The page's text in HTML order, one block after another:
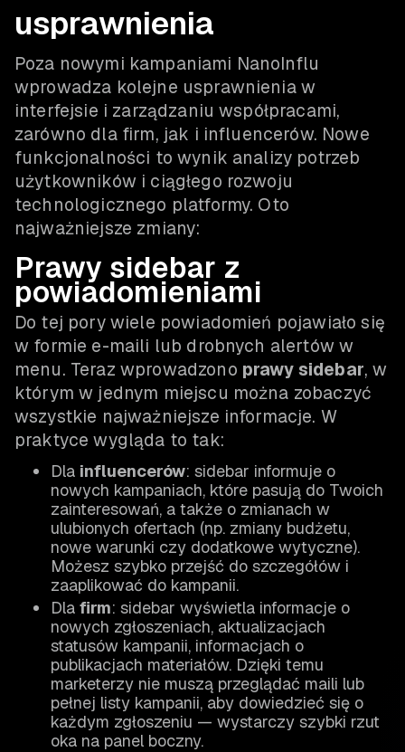
usprawnienia
Poza nowymi kampaniami NanoInflu
wprowadza kolejne usprawnienia w
interfejsie i zarządzaniu współpracami,
zarówno dla firm, jak i influencerów. Nowe
funkcjonalności to wynik analizy potrzeb
użytkowników i ciągłego rozwoju
technologicznego platformy. Oto
najważniejsze zmiany:
Prawy sidebar z
powiadomieniami
Do tej pory wiele powiadomień pojawiało się
w formie e-maili lub drobnych alertów w
menu. Teraz wprowadzono prawy sidebar, w
którym w jednym miejscu można zobaczyć
wszystkie najważniejsze informacje. W
praktyce wygląda to tak:
Dla influencerów: sidebar informuje o
nowych kampaniach, które pasują do Twoich
zainteresowań, a także o zmianach w
ulubionych ofertach (np. zmiany budżetu,
nowe warunki czy dodatkowe wytyczne).
Możesz szybko przejść do szczegółów i
zaaplikować do kampanii.
Dla firm: sidebar wyświetla informacje o
nowych zgłoszeniach, aktualizacjach
statusów kampanii, informacjach o
publikacjach materiałów. Dzięki temu
marketerzy nie muszą przeglądać maili lub
pełnej listy kampanii, aby dowiedzieć się o
każdym zgłoszeniu — wystarczy szybki rzut
oka na panel boczny.